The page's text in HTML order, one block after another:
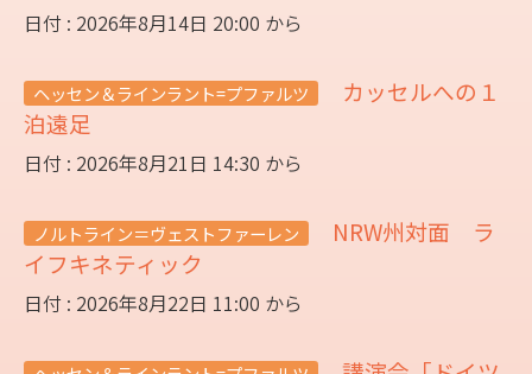
日付 : 2026年8月14日 20:00 から
ヘッセン＆ラインラント=プファルツ
カッセルへの１
泊遠足
日付 : 2026年8月21日 14:30 から
ノルトライン＝ヴェストファーレン
NRW州対面 ラ
イフキネティック
日付 : 2026年8月22日 11:00 から